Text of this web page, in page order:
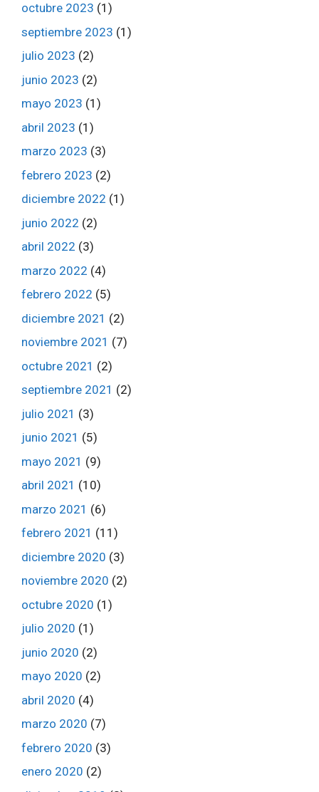
octubre 2023 (1)
septiembre 2023 (1)
julio 2023 (2)
junio 2023 (2)
mayo 2023 (1)
abril 2023 (1)
marzo 2023 (3)
febrero 2023 (2)
diciembre 2022 (1)
junio 2022 (2)
abril 2022 (3)
marzo 2022 (4)
febrero 2022 (5)
diciembre 2021 (2)
noviembre 2021 (7)
octubre 2021 (2)
septiembre 2021 (2)
julio 2021 (3)
junio 2021 (5)
mayo 2021 (9)
abril 2021 (10)
marzo 2021 (6)
febrero 2021 (11)
diciembre 2020 (3)
noviembre 2020 (2)
octubre 2020 (1)
julio 2020 (1)
junio 2020 (2)
mayo 2020 (2)
abril 2020 (4)
marzo 2020 (7)
febrero 2020 (3)
enero 2020 (2)